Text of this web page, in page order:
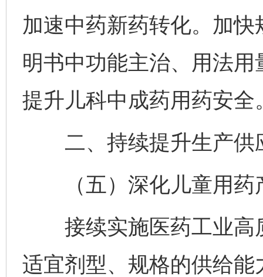
加速中药新药转化。加
明书中功能主治、用法
提升儿科中成药用药安全
二、持续提升生产供
（五）深化儿童用药
接续实施医药工业高
适宜剂型、规格的供给